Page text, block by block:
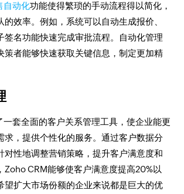
自动化功能使得繁琐的手动流程得以简化，
的效率。例如，系统可以自动生成报价、
签名功能快速完成审批流程。自动化管理
策者能够快速获取关键信息，制定更加精
一套全面的客户关系管理工具，使企业能更
求，提供个性化的服务。通过客户数据分
对性地调整营销策略，提升客户满意度和
Zoho CRM能够使客户满意度提高20%以
望扩大市场份额的企业来说都是巨大的优